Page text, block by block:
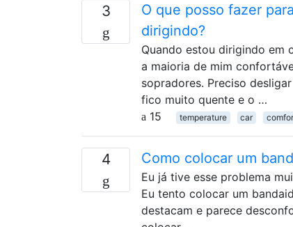
3
O que posso fazer
dirigindo?
Quando estou dirigindo em
a maioria de mim
sopradores. Preciso
fico muito quente e o …
15
temperature car
4 Como colocar um
Eu já tive esse problema
Eu tento colocar um
destacam e parece